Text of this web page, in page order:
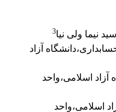
نیما ولی نیا3
آزاد
آزاد اسلامی،واحد
اسلامی،واحد